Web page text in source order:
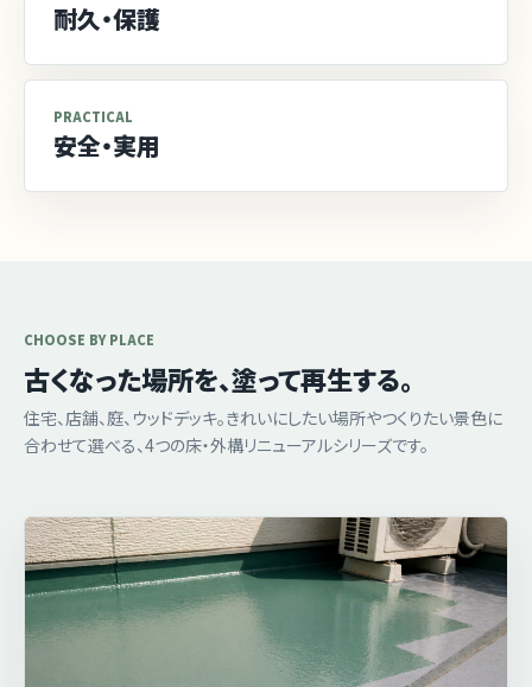
耐久・保護
PRACTICAL
安全・実用
CHOOSE BY PLACE
古くなった場所を、塗って再生する。
住宅、店舗、庭、ウッドデッキ。きれいにしたい場所やつくりたい景色に
合わせて選べる、4つの床・外構リニューアルシリーズです。